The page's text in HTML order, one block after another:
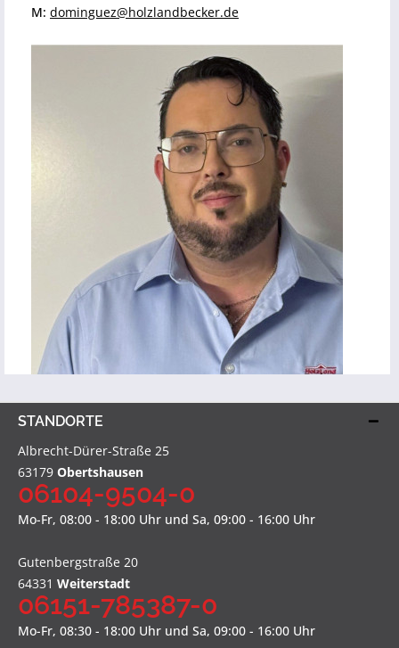
M: dominguez@holzlandbecker.de
STANDORTE
Albrecht-Dürer-Straße 25
63179 Obertshausen
06104-9504-0
Mo-Fr, 08:00 - 18:00 Uhr und Sa, 09:00 - 16:00 Uhr
Gutenbergstraße 20
64331 Weiterstadt
06151-785387-0
Mo-Fr, 08:30 - 18:00 Uhr und Sa, 09:00 - 16:00 Uhr